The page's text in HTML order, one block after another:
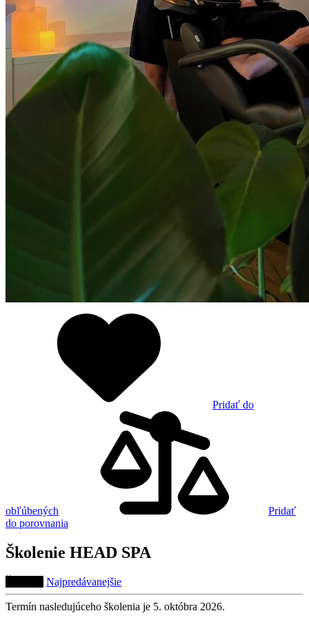
Pridať do
obľúbených
Pridať
do porovnania
Školenie HEAD SPA
Najpredávanejšie
Termín nasledujúceho školenia je 5. októbra 2026.